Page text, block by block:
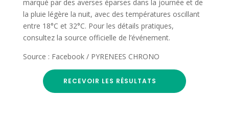
marqué par des averses éparses dans la journée et de
la pluie légère la nuit, avec des températures oscillant
entre 18°C et 32°C. Pour les détails pratiques,
consultez la source officielle de l’événement.
Source : Facebook / PYRENEES CHRONO
RECEVOIR LES RÉSULTATS